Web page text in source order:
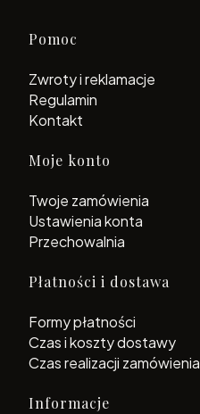
Linki w stopce
Pomoc
Zwroty i reklamacje
Regulamin
Kontakt
Moje konto
Twoje zamówienia
Ustawienia konta
Przechowalnia
Płatności i dostawa
Formy płatności
Czas i koszty dostawy
Czas realizacji zamówienia
Informacje